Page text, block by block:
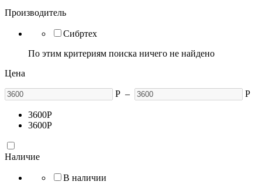
Производитель
Сибртех
По этим критериям поиска ничего не найдено
Цена
Р – Р
3600Р
3600Р
Наличие
В наличии